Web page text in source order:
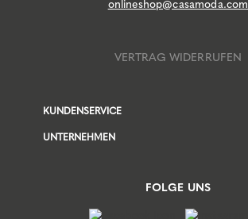
onlineshop@casamoda.com
VERTRAG WIDERRUFEN
KUNDENSERVICE
UNTERNEHMEN
FOLGE UNS